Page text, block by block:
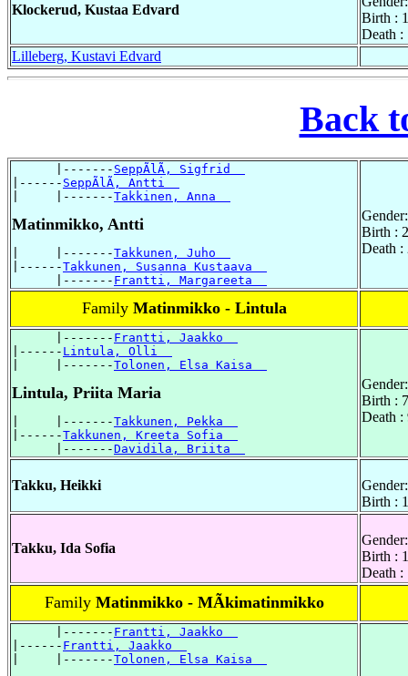
Klockerud, Kustaa Edvard
Birth :
Death :
Lilleberg, Kustavi Edvard
Back
      |-------
SeppÃlÃ, Sigfrid
|------ SeppÃlÃ, Antti
|     |-------Takkinen, Anna
Matinmikko, Antti
|     |-------Takkunen, Juho
|------Takkunen, Susanna Kustaava
      |-------
Frantti, Margareeta
Birth :
Death :
Family Matinmikko - Lintula
      |-------
Frantti, Jaakko
|------ Lintula, Olli
|     |-------Tolonen, Elsa Kaisa
Lintula, Priita Maria
|     |-------Takkunen, Pekka
|------Takkunen, Kreeta Sofia
      |-------
Davidila, Briita
Birth :
Death :
Takku, Heikki
Birth :
Takku, Ida Sofia
Birth :
Death :
Family Matinmikko - MÃkimatinmikko
      |-------
Frantti, Jaakko
|------ Frantti, Jaakko
|     |-------Tolonen, Elsa Kaisa